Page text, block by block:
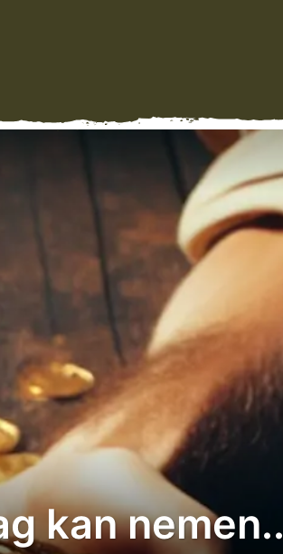
kan nemen..